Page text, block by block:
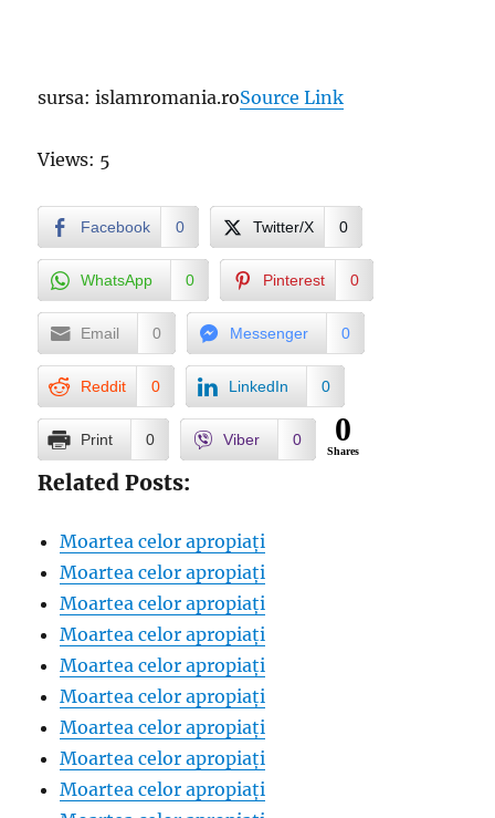
sursa: islamromania.roSource Link
Views: 5
Facebook 0 Twitter/X 0
WhatsApp 0 Pinterest 0
Email 0 Messenger 0
Reddit 0 LinkedIn 0
Print 0 Viber 0 0
Shares
Related Posts:
Moartea celor apropiați
Moartea celor apropiați
Moartea celor apropiați
Moartea celor apropiați
Moartea celor apropiați
Moartea celor apropiați
Moartea celor apropiați
Moartea celor apropiați
Moartea celor apropiați